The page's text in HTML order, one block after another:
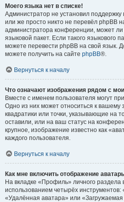
Моего языка нет в списке!
Администратор не установил
или же просто никто не перевёл phpBB
администратора конференции, может
языковой пакет. Если такого языкового
можете перевести phpBB на свой
можете получить на сайте phpBB®.
Вернуться к началу
Что означают изображения рядом с
Вместе с именем пользователя могут
Одно из них может относиться к вашему
квадратики или точки, указывающие на
оставили, или на ваш статус на
крупное, изображение известно как
каждого пользователя.
Вернуться к началу
Как мне включить отображение
На вкладке «Профиль» личного раздела
использованием четырёх инструментов:
«Удалённая аватара» или